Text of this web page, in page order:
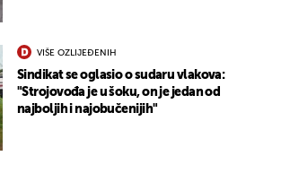
VIŠE OZLIJEĐENIH
Sindikat se oglasio o sudaru vlakova:
"Strojovođa je u šoku, on je jedan od
najboljih i najobučenijih"
UKLJUČITE NOTIFIKACIJE